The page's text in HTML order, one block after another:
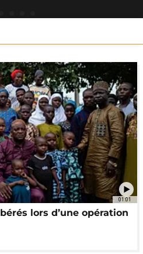
01:01
lors d’une opération